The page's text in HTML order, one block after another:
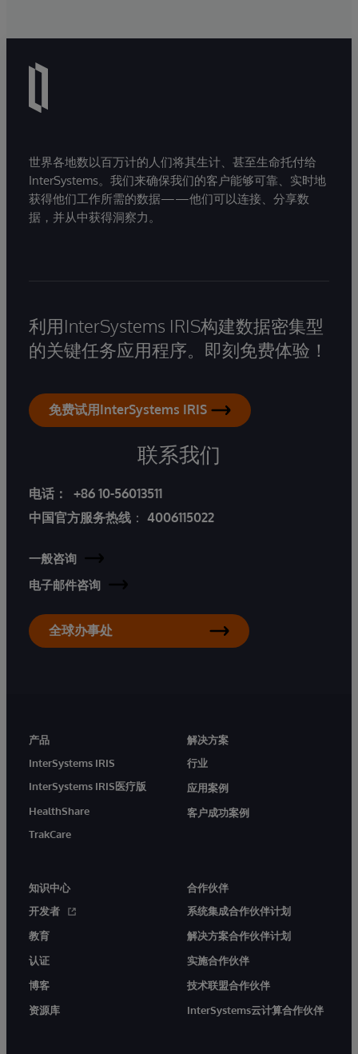
世界各地数以百万计的人们将其生计、甚至生命托付给
InterSystems。我们来确保我们的客户能够可靠、实时地
获得他们工作所需的数据——他们可以连接、分享数
据，并从中获得洞察力。
利用InterSystems IRIS构建数据密集型
的关键任务应用程序。即刻免费体验！
免费试用InterSystems IRIS
联系我们
电话：
+86 10-56013511
中国官方服务热线 ： 4006115022
一般咨询
电子邮件咨询
全球办事处
产品
InterSystems IRIS
InterSystems IRIS医疗版
HealthShare
TrakCare
解决方案
行业
应用案例
客户成功案例
知识中心
开发者
教育
认证
博客
资源库
合作伙伴
系统集成合作伙伴计划
解决方案合作伙伴计划
实施合作伙伴
技术联盟合作伙伴
InterSystems云计算合作伙伴